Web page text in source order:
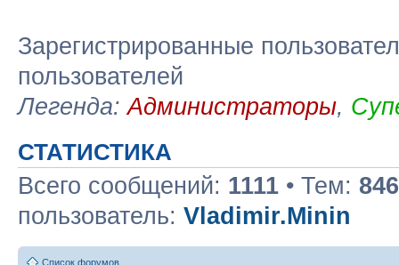
Зарегистрированные
пользователей
Легенда:Администраторы,
СТАТИСТИКА
Всего сообщений: 1111 • Тем: 846
пользователь: Vladimir.Minin
Список форумов